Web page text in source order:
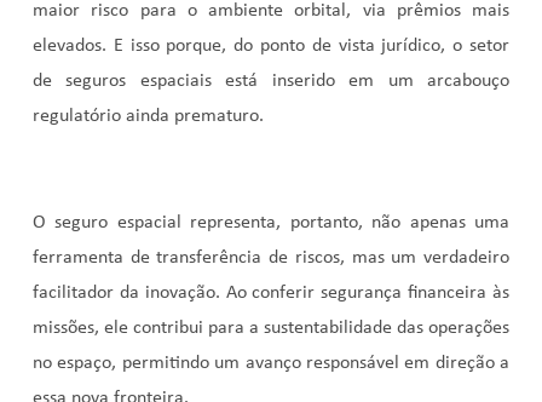
maior risco para o ambiente orbital, via prêmios mais
elevados. E isso porque, do ponto de vista jurídico, o setor
de seguros espaciais está inserido em um arcabouço
regulatório ainda prematuro.
O seguro espacial representa, portanto, não apenas uma
ferramenta de transferência de riscos, mas um verdadeiro
facilitador da inovação. Ao conferir segurança financeira às
missões, ele contribui para a sustentabilidade das operações
no espaço, permitindo um avanço responsável em direção a